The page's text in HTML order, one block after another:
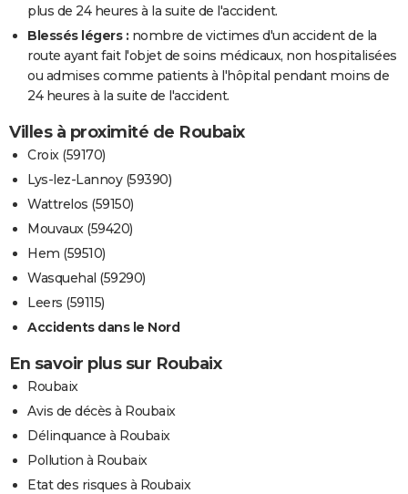
plus de 24 heures à la suite de l'accident.
Blessés légers : nombre de victimes d'un accident de la
route ayant fait l'objet de soins médicaux, non hospitalisées
ou admises comme patients à l'hôpital pendant moins de
24 heures à la suite de l'accident.
Villes à proximité de Roubaix
Croix (59170)
Lys-lez-Lannoy (59390)
Wattrelos (59150)
Mouvaux (59420)
Hem (59510)
Wasquehal (59290)
Leers (59115)
Accidents dans le Nord
En savoir plus sur Roubaix
Roubaix
Avis de décès à Roubaix
Délinquance à Roubaix
Pollution à Roubaix
Etat des risques à Roubaix